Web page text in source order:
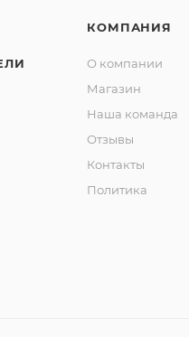
КОМПАНИЯ
О компании
Магазин
Наша команда
Отзывы
Контакты
Политика